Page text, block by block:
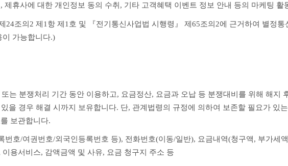
제휴사에 대한 개인정보 동의 수취, 기타 고객혜택 이벤트 정보 안내 등의 마케팅 활
조의2 제1항 제1호 및 『전기통신사업법 시행령』 제65조의2에 근거하여 별정통
이 가능합니다.)
는 분쟁처리 기간 동안 이용하고, 요금정산, 요금과 오납 등 분쟁대비를 위해 해지
을 경우 해결 시까지 보유합니다. 단, 관계법령의 규정에 의하여 보존할 필요가 있
보관합니다.
번호/여권번호/외국인등록번호 등), 전화번호(이동/일반), 요금내역(청구액, 부가세
용서비스, 감액금액 및 사유, 요금 청구지 주소 등